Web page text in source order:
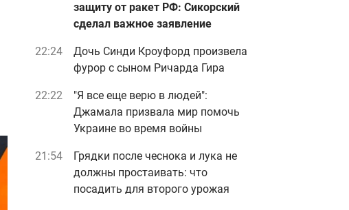
защиту от ракет РФ: Сикорский
сделал важное заявление
22:24
Дочь Синди Кроуфорд произвела
фурор с сыном Ричарда Гира
22:22
"Я все еще верю в людей":
Джамала призвала мир помочь
Украине во время войны
21:54
Грядки после чеснока и лука не
должны простаивать: что
посадить для второго урожая